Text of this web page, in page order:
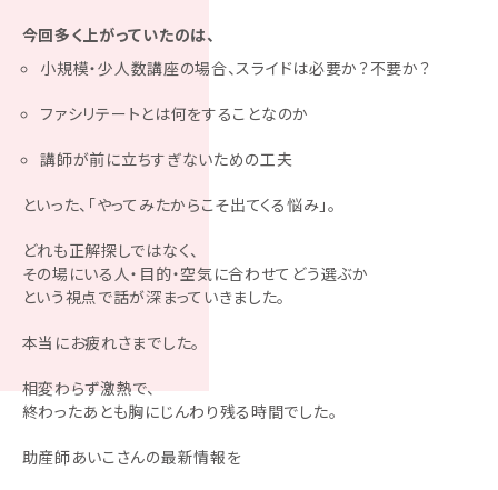
今回多く上がっていたのは、
小規模・少人数講座の場合、スライドは必要か？不要か？
ファシリテートとは何をすることなのか
講師が前に立ちすぎないための工夫
といった、「やってみたからこそ出てくる悩み」。
どれも正解探しではなく、
その場にいる人・目的・空気に合わせてどう選ぶか
という視点で話が深まっていきました。
本当にお疲れさまでした。
相変わらず激熱で、
終わったあとも胸にじんわり残る時間でした。
助産師あいこさんの最新情報を